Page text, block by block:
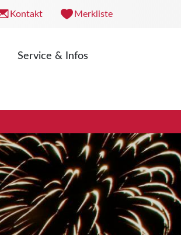
Kontakt Merkliste
Service & Infos